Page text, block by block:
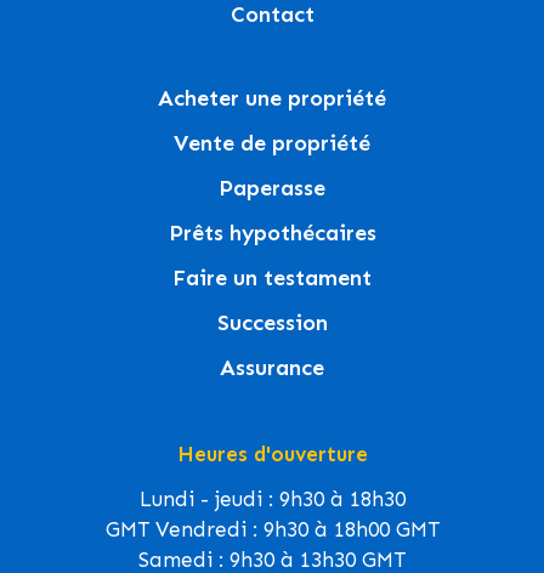
Contact
Acheter une propriété
Vente de propriété
Paperasse
Prêts hypothécaires
Faire un testament
Succession
Assurance
Heures d'ouverture
Lundi - jeudi : 9h30 à 18h30
GMT Vendredi : 9h30 à 18h00 GMT
Samedi : 9h30 à 13h30 GMT